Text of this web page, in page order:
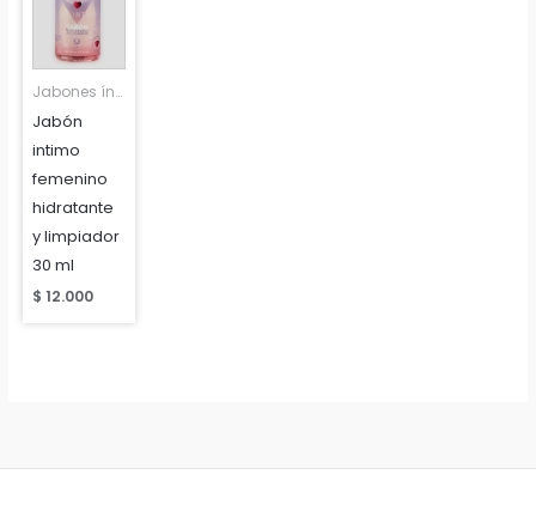
Jabones íntimos femeninos y masculinos
Jabón
intimo
femenino
hidratante
y limpiador
30 ml
$ 12.000